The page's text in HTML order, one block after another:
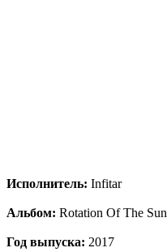
Испoлнитeль: Infitar
Aльбoм: Rotation Of The Sun
Год выпуска: 2017